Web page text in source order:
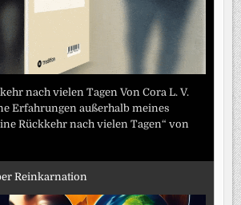
nach vielen Tagen Von Cora L. V.
Erfahrungen außerhalb meines
Rückkehr nach vielen Tagen“ von
Reinkarnation